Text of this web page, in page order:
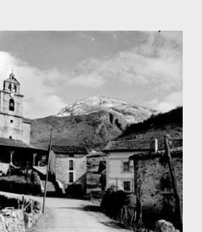
junto a la arena. Según
ningún especialista ni mucho
trataba de un ejemplar joven de
ballena engloba a los cetáceos
en Odontocetos (ballenas con
con barbas) Dentro del primer
( Physeter catodon ). En
medía unos...